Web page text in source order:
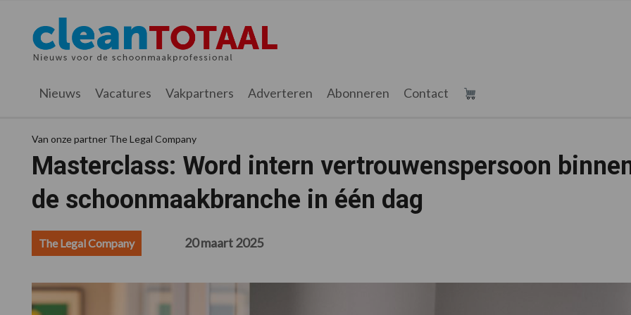
hoofdnavigatie
hoofd
inhoud
eerste
sidebar
voettekst
Cleantotaal.nl
Het
laatste
voor
professionele
schoonmaak
Nieuws Vacatures Vakpartners Adverteren Abonneren Contact
Van onze partner The Legal Company
Masterclass: Word intern vertrouwenspersoon
de schoonmaakbranche in één dag
The Legal Company 20 maart 2025